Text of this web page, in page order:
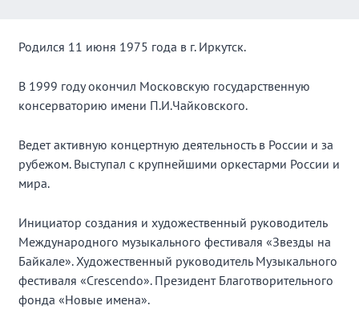
Родился 11 июня 1975 года в г. Иркутск.
В 1999 году окончил Московскую государственную
консерваторию имени П.И.Чайковского.
Ведет активную концертную деятельность в России и за
рубежом. Выступал с крупнейшими оркестарми России и
мира.
Инициатор создания и художественный руководитель
Международного музыкального фестиваля «Звезды на
Байкале». Художественный руководитель Музыкального
фестиваля «Crescendo». Президент Благотворительного
фонда «Новые имена».